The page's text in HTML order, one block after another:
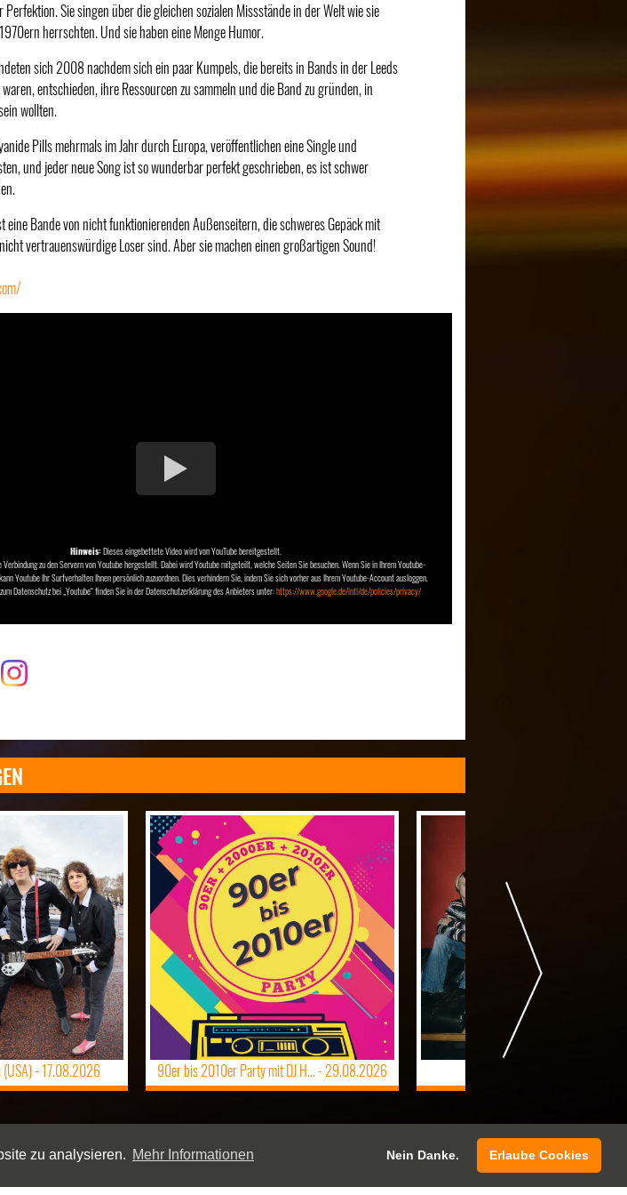
zu analysieren. Mehr Informationen Nein Danke. Erlaube Cookies
Sie singen über die gleichen sozialen Missstände in der Welt wie sie
herrschten. Und sie haben eine Menge Humor.
sich 2008 nachdem sich ein paar Kumpels, die bereits in Bands in der Leeds
entschieden, ihre Ressourcen zu sammeln und die Band zu gründen, in
wollten.
Pills mehrmals im Jahr durch Europa, veröffentlichen eine Single und
und jeder neue Song ist so wunderbar perfekt geschrieben, es ist schwer
eine Bande von nicht funktionierenden Außenseitern, die schweres Gepäck mit
vertrauenswürdige Loser sind. Aber sie machen einen großartigen Sound!
Hinweis:Dieses eingebettete Video wird von YouTube bereitgestellt.
zu den Servern von Youtube hergestellt. Dabei wird Youtube mitgeteilt, welche Seiten Sie besuchen. Wenn Sie in Ihrem Youtube-
Youtube Ihr Surfverhalten Ihnen persönlich zuzuordnen. Dies verhindern Sie, indem Sie sich vorher aus Ihrem Youtube-Account ausloggen.
Datenschutz bei „Youtube“ finden Sie in der Datenschutzerklärung des Anbieters unter:https://www.google.de/intl/de/policies/privacy/
Link
-17.08.2026 90er bis 2010er Party mit DJ H... -29.08.2026